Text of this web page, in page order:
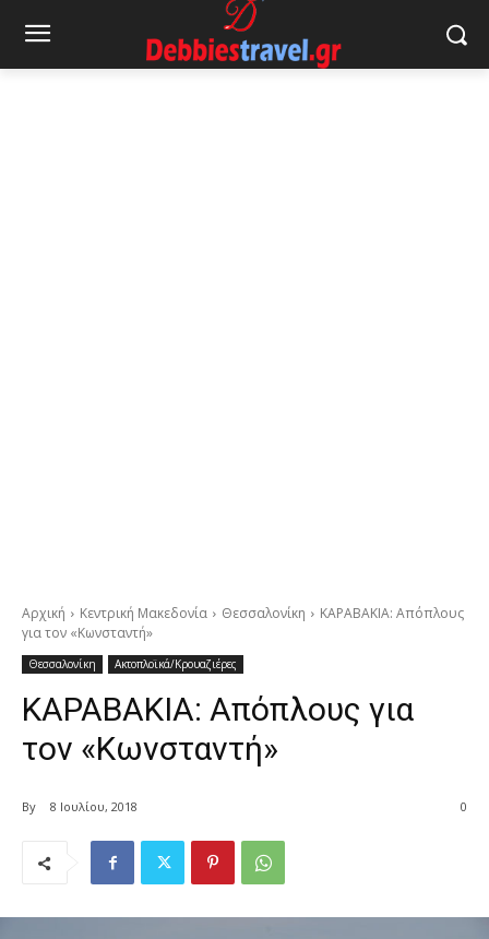
Αρχική Κεντρική Μακεδονία Θεσσαλονίκη
ΚΑΡΑΒΑΚΙΑ: Απόπλους
για τον «Κωνσταντή»
Θεσσαλονίκη Ακτοπλοϊκά/Κρουαζιέρες
ΚΑΡΑΒΑΚΙΑ: Απόπλους για
τον «Κωνσταντή»
By 8 Ιουλίου, 2018 0